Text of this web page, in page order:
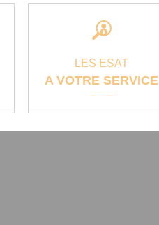
LES ESAT
A VOTRE SERVICE